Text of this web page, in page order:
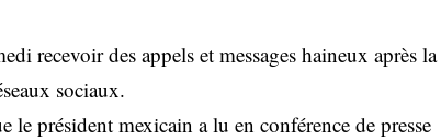
recevoir des appels et messages haineux après la
sociaux.
président mexicain a lu en conférence de presse